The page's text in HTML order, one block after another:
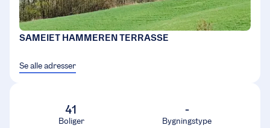
SAMEIET HAMMEREN TERRASSE
Se alle adresser
41
Boliger
-
Bygningstype